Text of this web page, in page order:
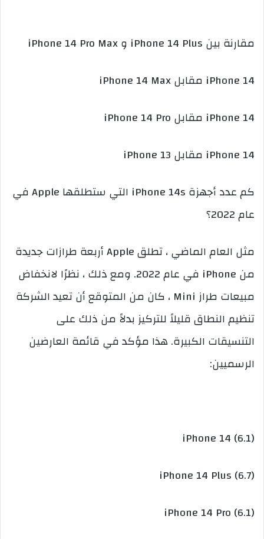
مقارنة بين iPhone 14 Plus و iPhone 14 Pro Max
iPhone 14 مقابل iPhone 14 Max
iPhone 14 مقابل iPhone 14 Pro
iPhone 14 مقابل iPhone 13
كم عدد أجهزة iPhone 14s التي ستطلقها Apple في
عام 2022؟
مثل العام الماضي ، تطلق Apple أربعة طرازات جديدة
من iPhone في عام 2022. ومع ذلك ، نظرًا لانخفاض
مبيعات طراز Mini ، كان من المتوقع أن تعيد الشركة
تنظيم النطاق قليلاً للتركيز بدلاً من ذلك على
التنسيقات الكبيرة. هذا مؤكد في قائمة العارضين
الرسميين:
iPhone 14 (6.1)
iPhone 14 Plus (6.7)
iPhone 14 Pro (6.1)